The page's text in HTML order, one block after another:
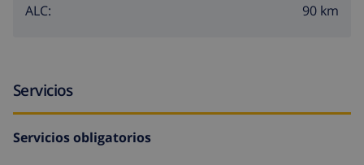
ALC: 90 km
Servicios
Servicios obligatorios